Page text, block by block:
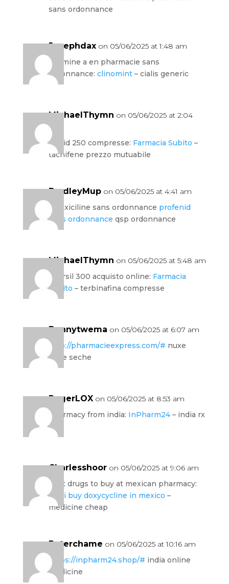
sans ordonnance
Josephdax on 05/06/2025 at 1:48 am
vitamine a en pharmacie sans
ordonnance: clinomint– cialis generic
MichaelThymn on 05/06/2025 at 2:04
am
klacid 250 compresse: Farmacia Subito –
tachifene prezzo mutuabile
BradleyMup on 05/06/2025 at 4:41 am
amoxiciline sans ordonnance profenid
sans ordonnance qsp ordonnance
MichaelThymn on 05/06/2025 at 5:48 am
deursil 300 acquisto online: Farmacia
Subito – terbinafina compresse
Dannytwema on 05/06/2025 at 6:07 am
http://pharmacieexpress.com/# nuxe
huile seche
RogerLOX on 05/06/2025 at 8:53 am
pharmacy from india: InPharm24– india rx
Charlesshoor on 05/06/2025 at 9:06 am
best drugs to buy at mexican pharmacy:
can i buy doxycycline in mexico –
medicine cheap
Peterchame on 05/06/2025 at 10:16 am
https://inpharm24.shop/# india online
medicine